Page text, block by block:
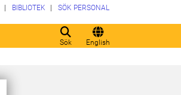
Sök English
BIBLIOTEK SÖK PERSONAL